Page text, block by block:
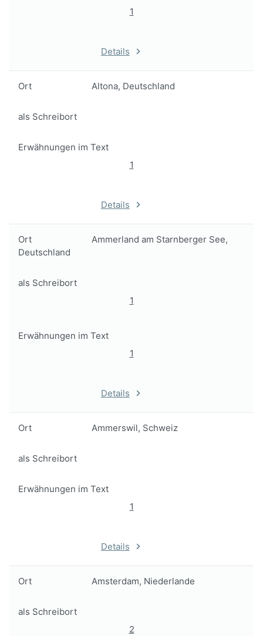
1
Details
Ort Altona, Deutschland
als Schreibort
Erwähnungen im Text
1
Details
Ort
Ammerland am Starnberger See,
Deutschland
als Schreibort
1
Erwähnungen im Text
1
Details
Ort Ammerswil, Schweiz
als Schreibort
Erwähnungen im Text
1
Details
Ort Amsterdam, Niederlande
als Schreibort
2